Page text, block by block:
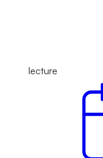
lecture